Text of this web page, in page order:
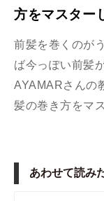
方をマスター
前髪を巻くのが
ば今っぽい前髪
AYAMARさんの
髪の巻き方をマ
あわせて読み